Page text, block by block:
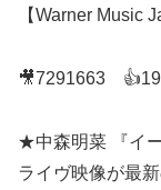
【Warner Music
🎥7291663
★中森明菜 『イ
ライヴ映像が最